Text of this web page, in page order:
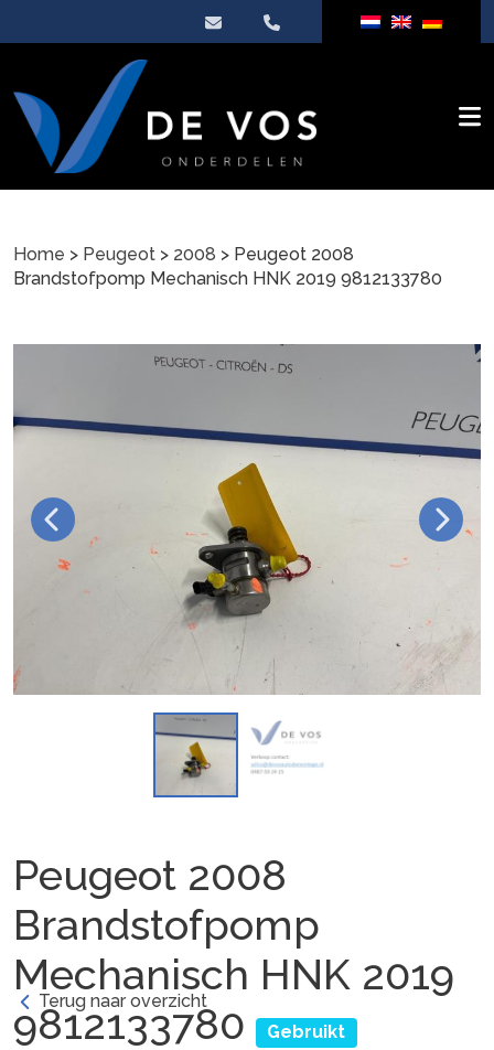
Home > Peugeot > 2008 > Peugeot 2008
Brandstofpomp Mechanisch HNK 2019 9812133780
Peugeot 2008
Brandstofpomp
Mechanisch HNK 2019
9812133780
Gebruikt
Terug naar overzicht